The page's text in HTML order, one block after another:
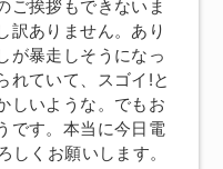
ご挨拶もできないま
訳ありません。あり
が暴走しそうになっ
れていて、スゴイ!と
しいような。でもお
です。本当に今日電
くお願いします。